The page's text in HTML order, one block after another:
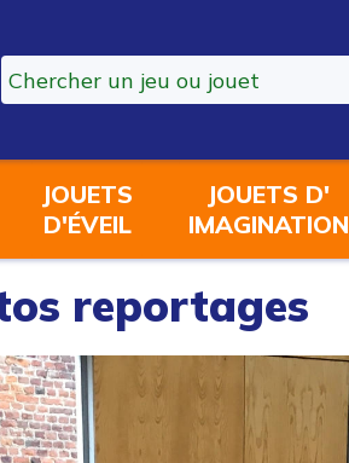
JOUETS
D'ÉVEIL
JOUETS D'
IMAGINATION
reportages